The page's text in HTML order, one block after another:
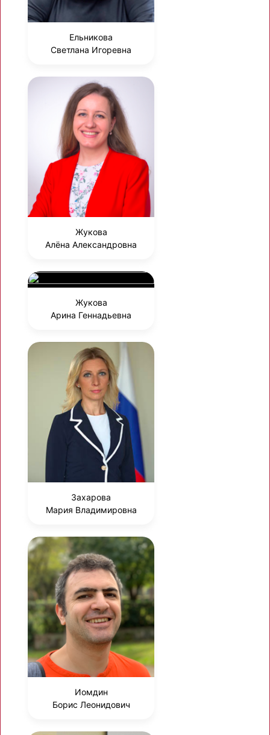
Ельникова
Светлана Игоревна
Жукова
Алёна Александровна
Жукова
Арина Геннадьевна
Захарова
Мария Владимировна
Иомдин
Борис Леонидович